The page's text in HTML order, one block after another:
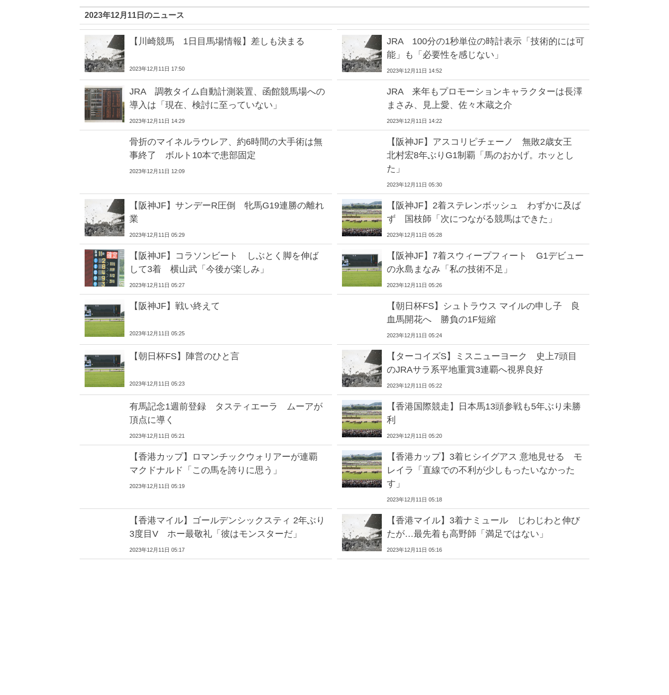
2023年12月11日のニュース
【川崎競馬 1日目馬場情報】差しも決まる
2023年12月11日 17:50
JRA 100分の1秒単位の時計表示「技術的には可
能」も「必要性を感じない」
2023年12月11日 14:52
JRA 調教タイム自動計測装置、函館競馬場への
導入は「現在、検討に至っていない」
2023年12月11日 14:29
JRA 来年もプロモーションキャラクターは長澤
まさみ、見上愛、佐々木蔵之介
2023年12月11日 14:22
骨折のマイネルラウレア、約6時間の大手術は無
事終了 ボルト10本で患部固定
2023年12月11日 12:09
【阪神JF】アスコリピチェーノ 無敗2歳女王
北村宏8年ぶりG1制覇「馬のおかげ。ホッとし
た」
2023年12月11日 05:30
【阪神JF】サンデーR圧倒 牝馬G19連勝の離れ
業
2023年12月11日 05:29
【阪神JF】2着ステレンボッシュ わずかに及ば
ず 国枝師「次につながる競馬はできた」
2023年12月11日 05:28
【阪神JF】コラソンビート しぶとく脚を伸ば
して3着 横山武「今後が楽しみ」
2023年12月11日 05:27
【阪神JF】7着スウィープフィート G1デビュー
の永島まなみ「私の技術不足」
2023年12月11日 05:26
【阪神JF】戦い終えて
2023年12月11日 05:25
【朝日杯FS】シュトラウス マイルの申し子 良
血馬開花へ 勝負の1F短縮
2023年12月11日 05:24
【朝日杯FS】陣営のひと言
2023年12月11日 05:23
【ターコイズS】ミスニューヨーク 史上7頭目
のJRAサラ系平地重賞3連覇へ視界良好
2023年12月11日 05:22
有馬記念1週前登録 タスティエーラ ムーアが
頂点に導く
2023年12月11日 05:21
【香港国際競走】日本馬13頭参戦も5年ぶり未勝
利
2023年12月11日 05:20
【香港カップ】ロマンチックウォリアーが連覇
マクドナルド「この馬を誇りに思う」
2023年12月11日 05:19
【香港カップ】3着ヒシイグアス 意地見せる モ
レイラ「直線での不利が少しもったいなかった
す」
2023年12月11日 05:18
【香港マイル】ゴールデンシックスティ 2年ぶり
3度目V ホー最敬礼「彼はモンスターだ」
2023年12月11日 05:17
【香港マイル】3着ナミュール じわじわと伸び
たが…最先着も高野師「満足ではない」
2023年12月11日 05:16